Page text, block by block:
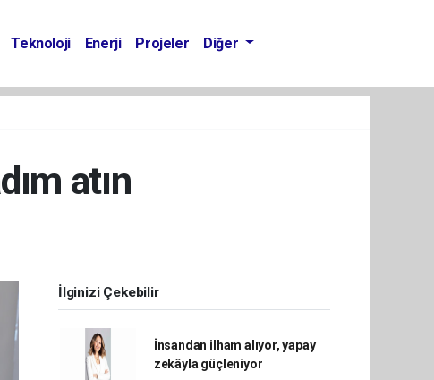
Teknoloji Enerji Projeler Diğer
atın
İlginizi Çekebilir
İnsandan ilham alıyor, yapay
zekâyla güçleniyor